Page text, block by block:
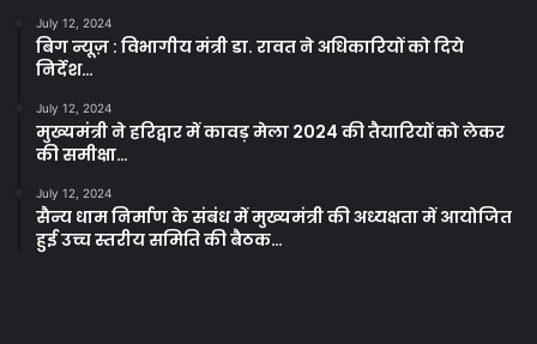
July 12, 2024
बिग न्यूज़ : विभागीय मंत्री डा. रावत ने अधिकारियों को दिये
निर्देश…
July 12, 2024
मुख्यमंत्री ने हरिद्वार में कावड़ मेला 2024 की तैयारियों को लेकर
की समीक्षा…
July 12, 2024
सैन्य धाम निर्माण के संबंध में मुख्यमंत्री की अध्यक्षता में आयोजित
हुई उच्च स्तरीय समिति की बैठक…